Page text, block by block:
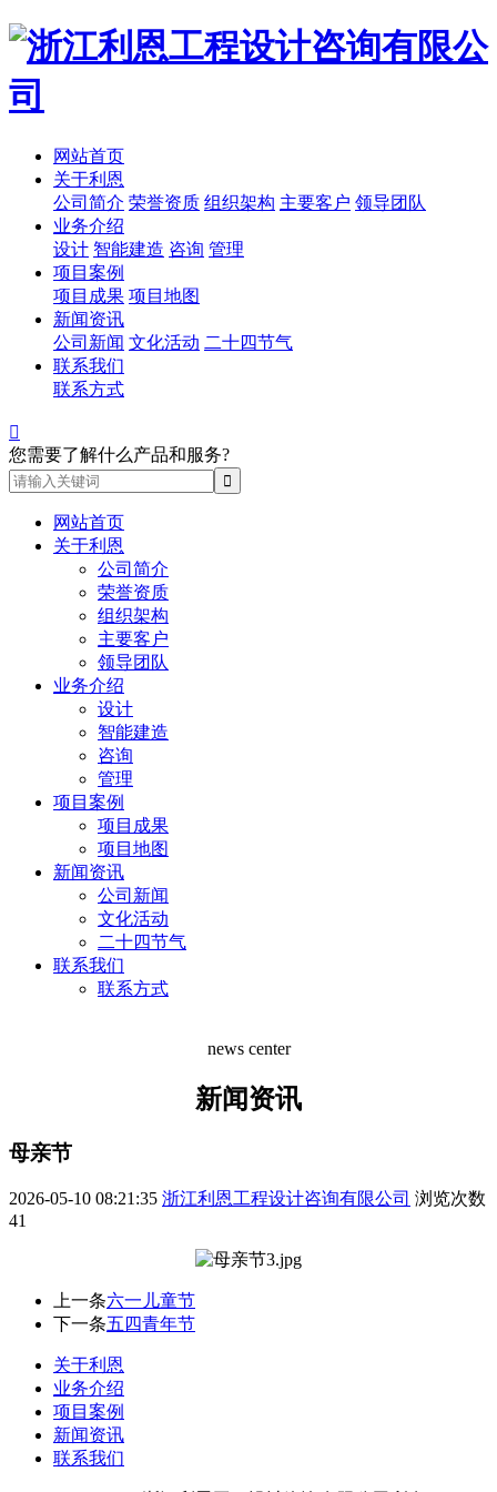
网站首页
关于利恩
公司简介 荣誉资质 组织架构 主要客户 领导团队
业务介绍
设计 智能建造 咨询 管理
项目案例
项目成果 项目地图
新闻资讯
公司新闻 文化活动 二十四节气
联系我们
联系方式

您需要了解什么产品和服务?
网站首页
关于利恩
公司简介
荣誉资质
组织架构
主要客户
领导团队
业务介绍
设计
智能建造
咨询
管理
项目案例
项目成果
项目地图
新闻资讯
公司新闻
文化活动
二十四节气
联系我们
联系方式
news center
新闻资讯
母亲节
2026-05-10 08:21:35 浙江利恩工程设计咨询有限公司 浏览次数
41
上一条六一儿童节
下一条五四青年节
关于利恩
业务介绍
项目案例
新闻资讯
联系我们